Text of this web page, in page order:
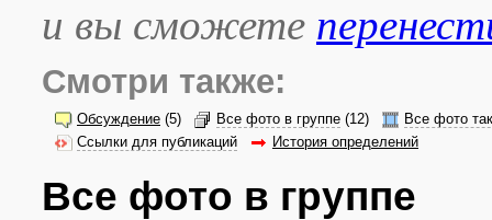
и вы сможете
Смотри также:
Обсуждение (5) Все фото в группе (12)
Все фото
Ссылки для публикаций
История определений
Все фото в группе